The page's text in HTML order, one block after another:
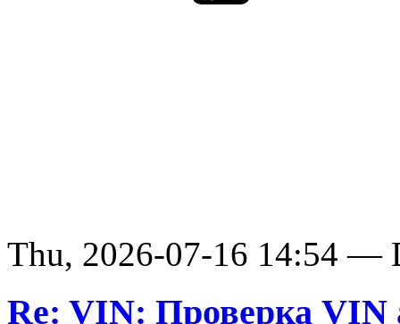
Thu, 2026-07-16 14:54 —
Re: VIN: Проверка VIN